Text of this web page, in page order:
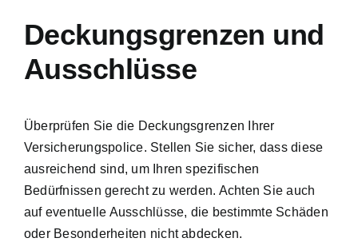
Deckungsgrenzen und
Ausschlüsse
Überprüfen Sie die Deckungsgrenzen Ihrer
Versicherungspolice. Stellen Sie sicher, dass diese
ausreichend sind, um Ihren spezifischen
Bedürfnissen gerecht zu werden. Achten Sie auch
auf eventuelle Ausschlüsse, die bestimmte Schäden
oder Besonderheiten nicht abdecken.